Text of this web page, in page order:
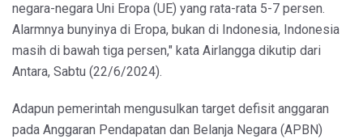
negara-negara Uni Eropa (UE) yang rata-rata 5-7 persen.
Alarmnya bunyinya di Eropa, bukan di Indonesia, Indonesia
masih di bawah tiga persen," kata Airlangga dikutip dari
Antara, Sabtu (22/6/2024).
Adapun pemerintah mengusulkan target defisit anggaran
pada Anggaran Pendapatan dan Belanja Negara (APBN)